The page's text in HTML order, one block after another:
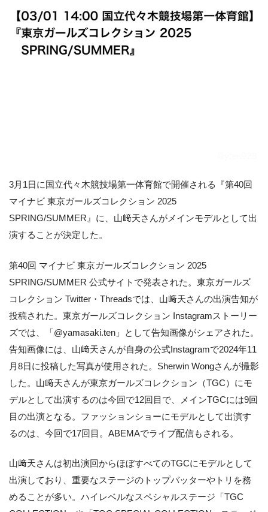
3月1日に国立代々木競技場第一体育館で開催される『第40回
マイナビ 東京ガールズコレクション 2025
SPRING/SUMMER』に、山﨑天さんがメインモデルとして出
演することが決定した。
第40回 マイナビ 東京ガールズコレクション 2025
SPRING/SUMMER 公式サイトで発表された。東京ガールズ
コレクション Twitter・Threadsでは、山﨑天さんの出演告知が
投稿された。東京ガールズコレクション Instagramストーリー
ズでは、「@yamasaki.ten」として告知画像がシェアされた。
告知画像には、山﨑天さんが自身の公式Instagramで2024年11
月8日に投稿した写真が使用された。Sherwin Wongさんが撮影
した。山﨑天さんが東京ガールズコレクション（TGC）にモ
デルとして出演するのは今回で12回目で、メインTGCには9回
目の出演となる。ファッションショーにモデルとして出演す
るのは、今回で17回目。ABEMAでライブ配信もされる。
山﨑天さんは初出演回からほぼすべてのTGCにモデルとして
出演しており、重要なステージのトップバッターやトリを務
めることが多い。ハイレベルなスペシャルステージ「TGC